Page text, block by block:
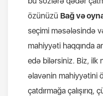
özünüzü Bağ və
seçimi məsələsində
mahiyyəti haqqında
edə bilərsiniz. Biz, ilk
əlavənin mahiyyətini
çatdırmağa